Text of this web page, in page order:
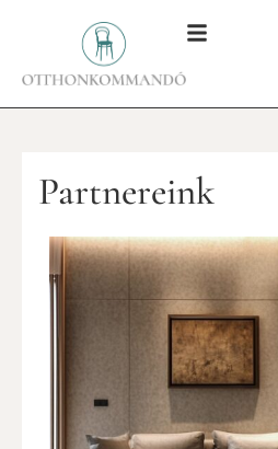
Partnereink